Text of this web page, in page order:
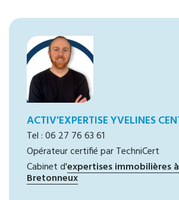
ACTIV'EXPERTISE YVELINES
Tel : 06 27 76 63 61
Opérateur certifié par TechniCert
Cabinet d'expertises immobilières
Bretonneux